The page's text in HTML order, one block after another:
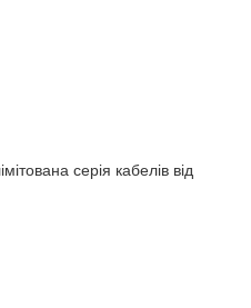
серія кабелів від